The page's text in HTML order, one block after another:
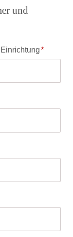
und
*